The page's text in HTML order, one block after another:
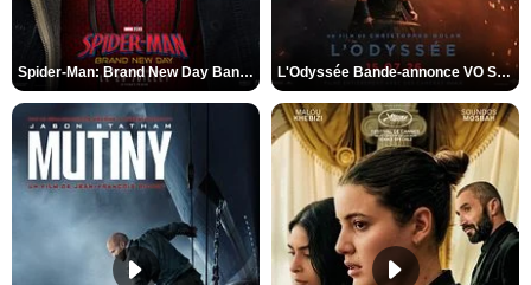
Spider-Man: Brand New Day Bande-annonce VO STFR L'Odyssée Bande-annonce VO STFR